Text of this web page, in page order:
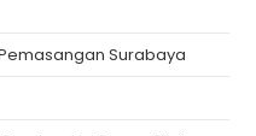
Surabaya